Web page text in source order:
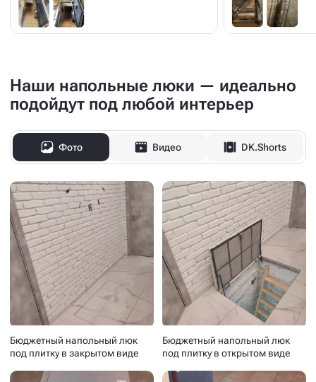
Наши напольные люки — идеально
подойдут под любой интерьер
Фото Видео DK.Shorts
Бюджетный напольный люк
под плитку в закрытом виде
Бюджетный напольный люк
под плитку в открытом виде